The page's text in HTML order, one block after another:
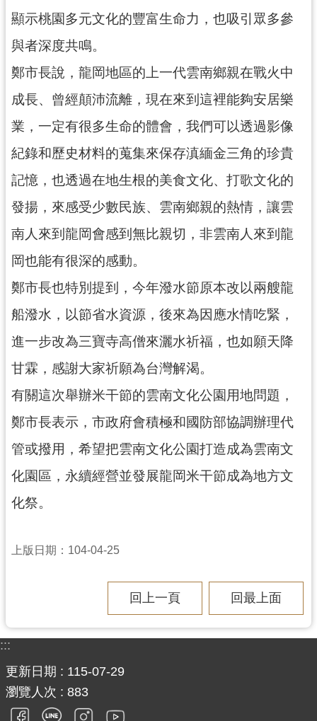
務
政
府
訊
公
回
頁
網
站
覽
市
政
箱
常
見
答
桃
園
府
權
政
策
顯示桃園多元文化的豐富生命力，也吸引眾多參
與者深度共鳴。
鄭市長說，龍岡地區的上一代雲南鄉親在戰火中
成長、曾經顛沛流離，現在來到這裡能夠安居樂
業，一定有很多生命的體會，我們可以透過影像
紀錄和歷史材料的蒐集來保存滇緬金三角的珍貴
記憶，也透過在地生根的美食文化、打歌文化的
發揚，來感受少數民族、雲南鄉親的熱情，讓雲
南人來到龍岡會感到無比親切，非雲南人來到龍
岡也能有很深的感動。
鄭市長也特別提到，今年潑水節原本改以兩艘龍
船潑水，以節省水資源，後來為因應水情吃緊，
進一步改為三寶寺高僧來灑水祈福，也如願天降
甘霖，感謝大家祈願為台灣解渴。
有關這次舉辦米干節的雲南文化公園用地問題，
鄭市長表示，市政府會積極和國防部協調辦理代
管或撥用，希望把雲南文化公園打造成為雲南文
化園區，永續經營並發展龍岡米干節成為地方文
化祭。
上版日期：104-04-25
回上一頁 回最上面
:::
更新日期
115-07-29
瀏覽人次
883